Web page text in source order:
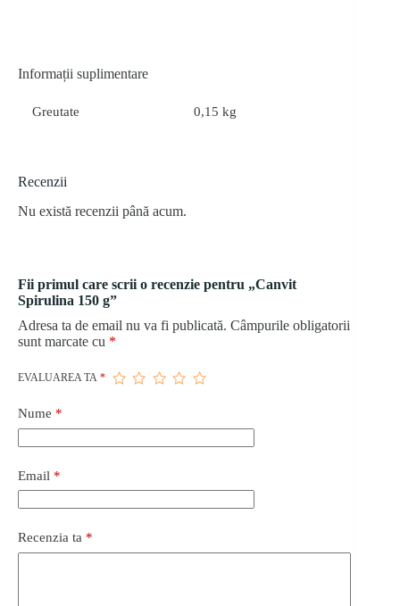
Informații suplimentare
Greutate 0,15 kg
Recenzii
Nu există recenzii până acum.
Fii primul care scrii o recenzie pentru „Canvit
Spirulina 150 g”
Adresa ta de email nu va fi publicată. Câmpurile obligatorii
sunt marcate cu *
EVALUAREA TA *
Nume *
Email *
Recenzia ta *